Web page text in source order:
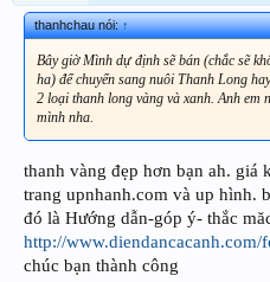
thanhchau nói:↑
Bây giờ Mình dự định sẽ bán (chắc sẽ
ha) để chuyển sang nuôi Thanh Long
2 loại thanh long vàng và xanh. Anh em
mình nha.
thanh vàng đẹp hơn bạn ah. giá
trang upnhanh.com và up hình.
đó là Hướng dẫn-góp ý- thắc
http://www.diendancacanh.com/
chúc bạn thành công